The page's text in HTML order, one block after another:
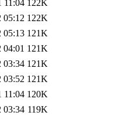
11:04 122K
05:12 122K
05:13 121K
04:01 121K
03:34 121K
03:52 121K
11:04 120K
03:34 119K